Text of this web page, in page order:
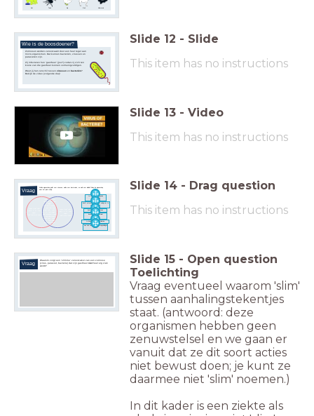
Kat Teek Kip Geit Vleermuis
Wie is de boosdoener?
Zoönosen worden veroorzaakt door een heel leger aan
micro-organismen. Dat kunnen bacteriën, virussen en
parasieten zijn.
Zij infecteren hun 'gastheer' (jou?) zodat zij zich ten
koste van die gastheer kunnen vermenigvuldigen.
Weet jij het verschil tussen virussenen bacteriën?
Bekijk de video (volgende dia)!
Slide 12 - Slide
This item has no instructions
Slide 13 - Video
This item has no instructions
Welke eigenschap geldt voor virussen, welke voor bacterieën, en welk voor allebei?Sleep de eigenschap
naar het juiste vakje.
Vraag
<span style="color:
rgb(0, 0, 0); font-
bold">bacterie&nbsp;
style="color: rgb(0,
0, 0); font-weight:
bold">virus</span>
</div>
te zien met een goede
lichtmicroscoop
heeft cel van een gastheer nodig om te
vermenigvuldigen
heeft een celmembraan
bevat erfelijk materiaal
(RNA of DNA)
te behandelen met antibiotica
kan zich zelfstandig vermenigvuldingen
(delen)
Slide 14 - Drag question
This item has no instructions
Vraag
Waarom zorgt een 'slimme' veroorzaker van een zoönose
(virus, parasiet, bacterie) dat zijn gastheerniet heel erg ziek
wordt?
Slide 15 - Open question
Toelichting
Vraag eventueel waarom 'slim'
tussen aanhalingstekentjes
staat. (antwoord: deze
organismen hebben geen
zenuwstelsel en we gaan er
vanuit dat ze dit soort acties
niet bewust doen; je kunt ze
daarmee niet 'slim' noemen.)
In dit kader is een ziekte als